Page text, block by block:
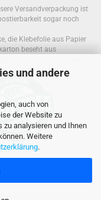
und andere
auch von
der Website zu
zu analysieren und Ihnen
Weitere
.
Versandverpackung ist
sogar noch
die Klebefolie aus Papier
beseht aus